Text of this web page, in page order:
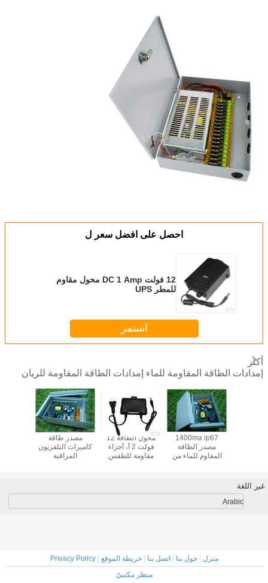
احصل على افضل سعر ل
12 فولت DC 1 Amp محول مقاوم
للمطر UPS
استمر
أكثر
إمدادات الطاقة المقاومة للماء إمدادات الطاقة المقاومة للريان
مصدر طاقة
كاميرات التلفزيون
المراقبة
محول الطاقة 12
فولت 2 أ، أجزاء
مقاومة للطقس
1400ma ip67
مصدر الطاقة
المقاوم للماء من
الإعلان
غير اللغة
Arabic
منزل |حول بنا |اتصل بنا |خريطة الموقع |
Privacy Policy
منظر مكتبيّ